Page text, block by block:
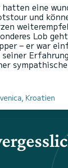
eine
und
Lob
– er war
Kroatien